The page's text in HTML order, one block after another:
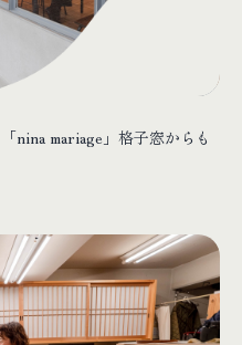
nina mariage」格子窓からも